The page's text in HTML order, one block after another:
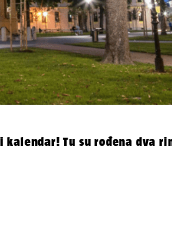
kalendar! Tu su rođena dva